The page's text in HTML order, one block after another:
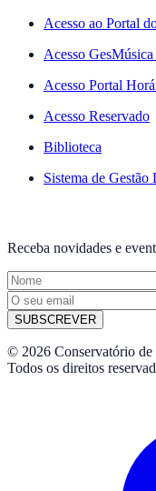
Acesso ao Portal
Acesso
Acesso Portal
Acesso Reservado
Biblioteca
Sistema de Gestão
Receba novidades e
SUBSCREVER
© 2026 Conservatório
Todos os direitos